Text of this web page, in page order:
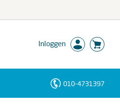
Inloggen
010-4731397